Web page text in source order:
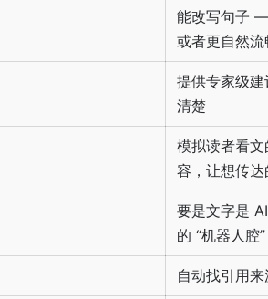
能改写句子
或者更自然流
提供专家级
清楚
模拟读者看
容，让想传
要是文字是
的 “机器人腔”
自动找引用